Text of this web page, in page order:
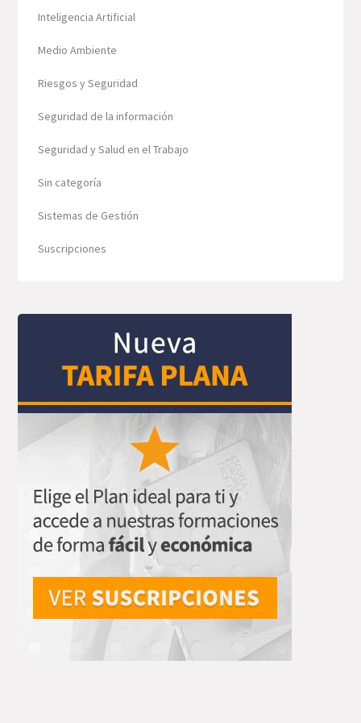
Inteligencia Artificial
Medio Ambiente
Riesgos y Seguridad
Seguridad de la información
Seguridad y Salud en el Trabajo
Sin categoría
Sistemas de Gestión
Suscripciones